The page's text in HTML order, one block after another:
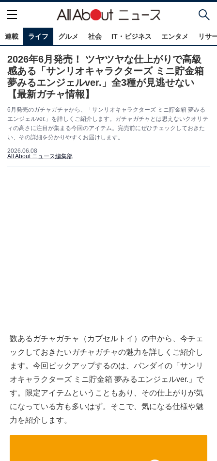
連載 ライフ グルメ 社会 IT・ビジネス エンタメ リサ
2026年6月発売！ ツヤツヤな仕上がりで高級
感ある「サンリオキャラクターズ ミニ貯金箱
夢みるエンジェルver.」全3種が見逃せない
【最新ガチャ情報】
6月発売のガチャガチャから、「サンリオキャラクターズ ミニ貯金箱 夢みる
エンジェルver.」を詳しくご紹介します。ガチャガチャとは思えないクオリテ
ィの高さに注目が集まる今回のアイテム。完売前にぜひチェックしておきた
い、その詳細を分かりやすくお届けします。
2026.06.08
All About ニュース編集部
数あるガチャガチャ（カプセルトイ）の中から、今チェ
ックしておきたいガチャガチャの魅力を詳しくご紹介し
ます。今回ピックアップするのは、バンダイの「サンリ
オキャラクターズ ミニ貯金箱 夢みるエンジェルver.」で
す。限定アイテムということもあり、その仕上がりが気
になっている方も多いはず。そこで、気になる仕様や魅
力を紹介します。